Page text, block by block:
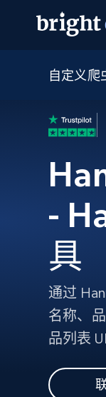
自定义爬
-
具
通过
名称、
品列表